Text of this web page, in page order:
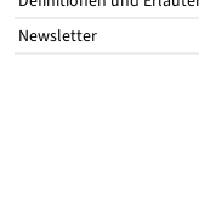
Newsletter